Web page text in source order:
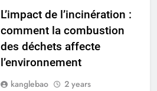
L’impact de l’incinération :
comment la combustion
des déchets affecte
l’environnement
kanglebao
2 years